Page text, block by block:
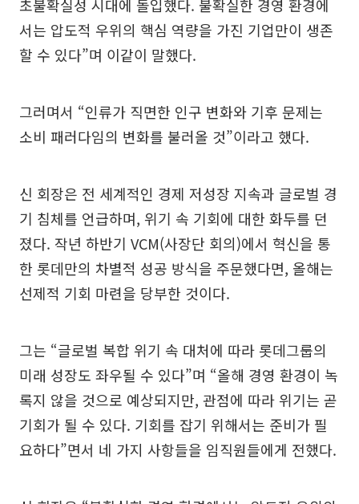
초불확실성 시대에 돌입했다. 불확실한 경영 환경에
서는 압도적 우위의 핵심 역량을 가진 기업만이 생존
할 수 있다”며 이같이 말했다.
그러며서 “인류가 직면한 인구 변화와 기후 문제는
소비 패러다임의 변화를 불러올 것”이라고 했다.
신 회장은 전 세계적인 경제 저성장 지속과 글로벌 경
기 침체를 언급하며, 위기 속 기회에 대한 화두를 던
졌다. 작년 하반기 VCM(사장단 회의)에서 혁신을 통
한 롯데만의 차별적 성공 방식을 주문했다면, 올해는
선제적 기회 마련을 당부한 것이다.
그는 “글로벌 복합 위기 속 대처에 따라 롯데그룹의
미래 성장도 좌우될 수 있다”며 “올해 경영 환경이 녹
록지 않을 것으로 예상되지만, 관점에 따라 위기는 곧
기회가 될 수 있다. 기회를 잡기 위해서는 준비가 필
요하다”면서 네 가지 사항들을 임직원들에게 전했다.